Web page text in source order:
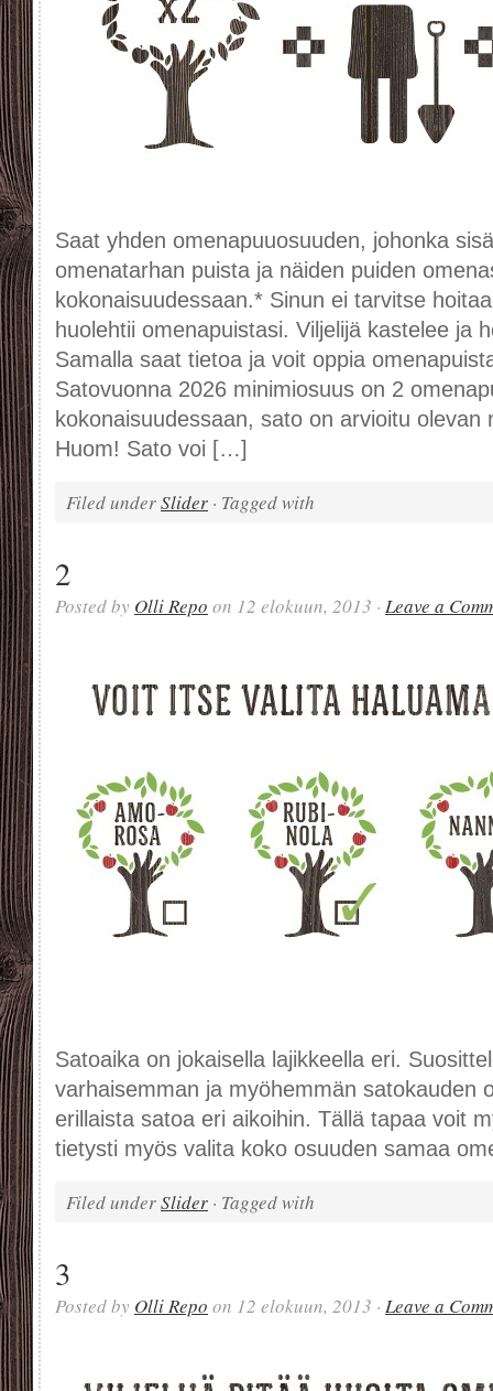
Saat yhden omenapuuosuuden, johonka
omenatarhan puista ja näiden puiden
kokonaisuudessaan.* Sinun ei tarvitse
huolehtii omenapuistasi. Viljelijä kastelee ja
Samalla saat tietoa ja voit oppia
Satovuonna 2026 minimiosuus on 2
kokonaisuudessaan, sato on arvioitu olevan
Huom! Sato voi […]
Filed underSlider · Tagged with
2
Posted by Olli Repo on 12 elokuun, 2013 · Leave a
Satoaika on jokaisella lajikkeella eri.
varhaisemman ja myöhemmän satokauden
erillaista satoa eri aikoihin. Tällä tapaa voit
tietysti myös valita koko osuuden samaa
Filed underSlider · Tagged with
3
Posted by Olli Repo on 12 elokuun, 2013 · Leave a